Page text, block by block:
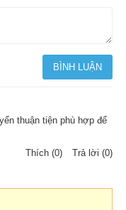
thuận tiện phù hợp để
Thích (0)
Trả lời (0)